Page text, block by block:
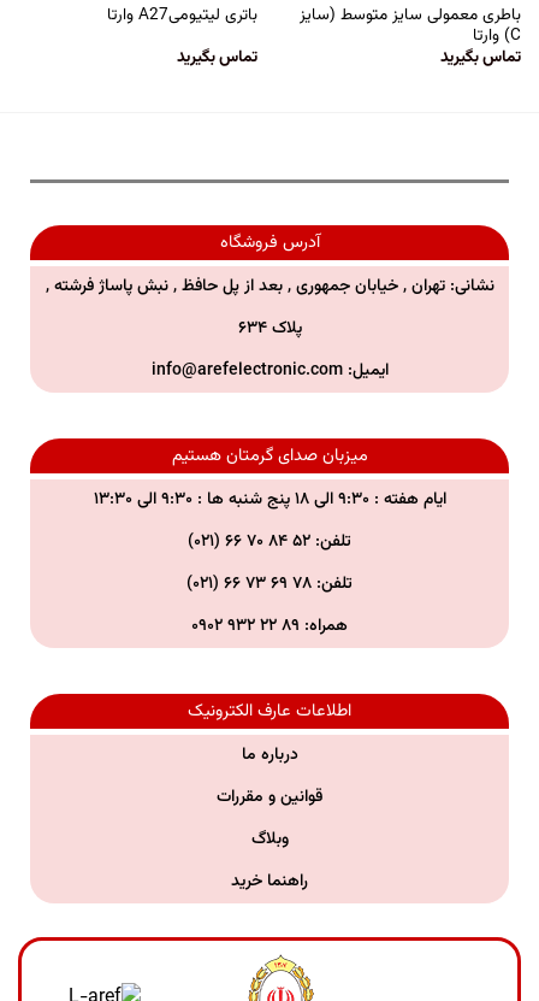
باطری معمولی سایز متوسط (سایز
C) وارتا
تماس بگیرید
باتری لیتیومیA27 وارتا
تماس بگیرید
آدرس فروشگاه
نشانی: تهران , خیابان جمهوری , بعد از پل حافظ , نبش پاساژ فرشته ,
پلاک ۶۳۴
ایمیل:info@arefelectronic.com
میزبان صدای گرمتان هستیم
ایام هفته : ۹:۳۰ الی ۱۸ پنج شنبه ها : ۹:۳۰ الی ۱۳:۳۰
تلفن: ۵۲ ۸۴ ۷۰ ۶۶ (۰۲۱)
تلفن: ۷۸ ۶۹ ۷۳ ۶۶ (۰۲۱)
همراه:
اطلاعات عارف الکترونیک
درباره ما
قوانین و مقررات
وبلاگ
راهنما خرید